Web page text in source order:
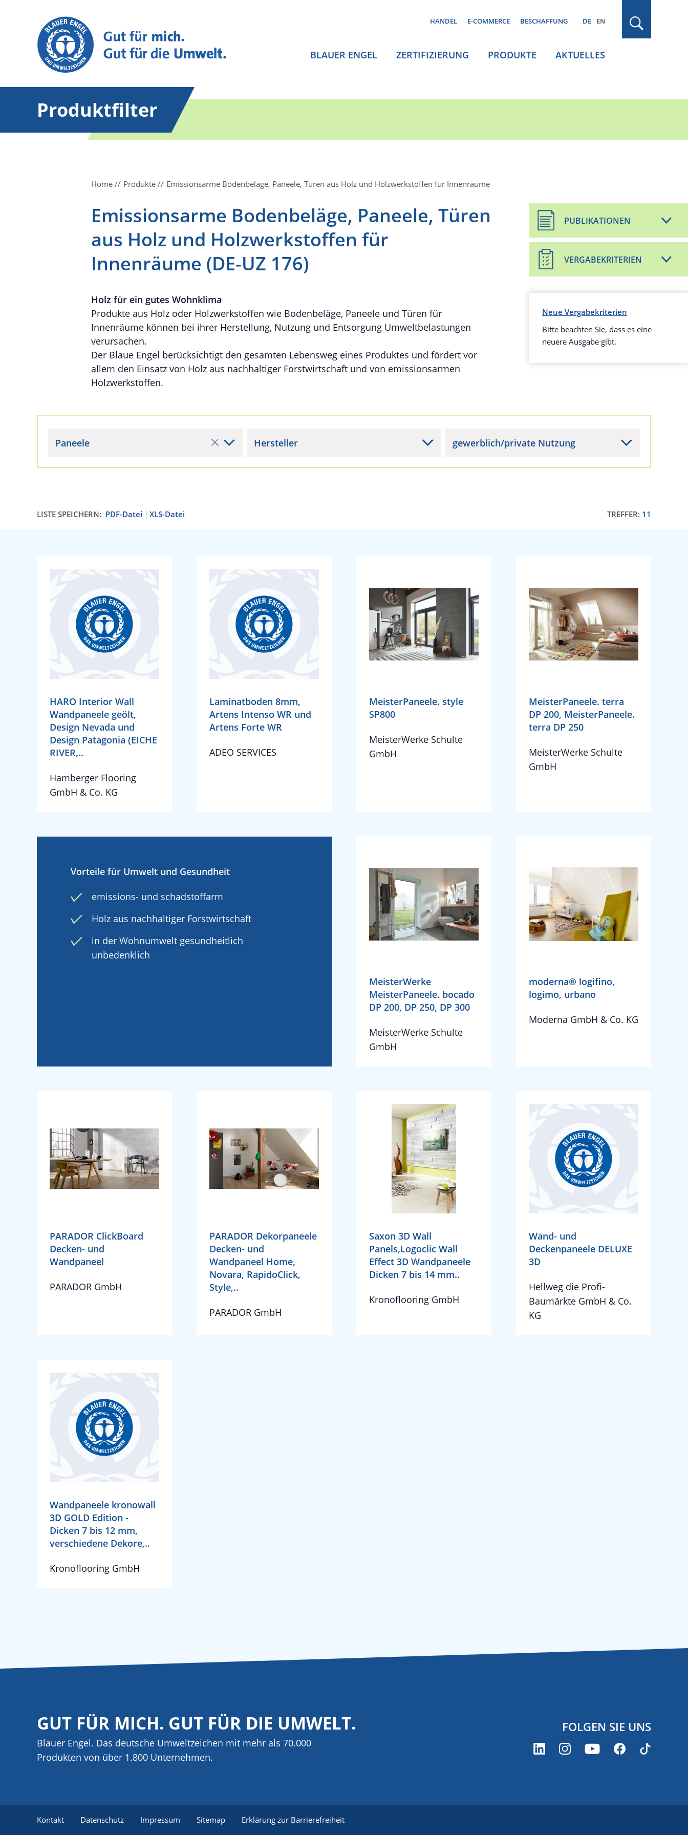
HANDEL E-COMMERCE BESCHAFFUNG DE EN
BLAUER ENGEL ZERTIFIZIERUNG PRODUKTE AKTUELLES
Produktfilter
Home Produkte Emissionsarme Bodenbeläge, Paneele, Türen aus Holz und Holzwerkstoffen für Innenräume
Emissionsarme Bodenbeläge, Paneele, Türen
aus Holz und Holzwerkstoffen für
Innenräume (DE-UZ 176)
PUBLIKATIONEN
VERGABEKRITERIEN
Neue Vergabekriterien
Bitte beachten Sie, dass es eine
neuere Ausgabe gibt.
Holz für ein gutes Wohnklima
Produkte aus Holz oder Holzwerkstoffen wie Bodenbeläge, Paneele und Türen für
Innenräume können bei ihrer Herstellung, Nutzung und Entsorgung Umweltbelastungen
verursachen.
Der Blaue Engel berücksichtigt den gesamten Lebensweg eines Produktes und fördert vor
allem den Einsatz von Holz aus nachhaltiger Forstwirtschaft und von emissionsarmen
Holzwerkstoffen.
Paneele Hersteller gewerblich/private Nutzung
LISTE SPEICHERN: PDF-Datei XLS-Datei TREFFER: 11
HARO Interior Wall
Wandpaneele geölt,
Design Nevada und
Design Patagonia (EICHE
RIVER,..
Hamberger Flooring
GmbH & Co. KG
Laminatboden 8mm,
Artens Intenso WR und
Artens Forte WR
ADEO SERVICES
MeisterPaneele. style
SP800
MeisterWerke Schulte
GmbH
MeisterPaneele. terra
DP 200, MeisterPaneele.
terra DP 250
MeisterWerke Schulte
GmbH
Vorteile für Umwelt und Gesundheit
emissions- und schadstoffarm
Holz aus nachhaltiger Forstwirtschaft
in der Wohnumwelt gesundheitlich
unbedenklich
MeisterWerke
MeisterPaneele. bocado
DP 200, DP 250, DP 300
MeisterWerke Schulte
GmbH
moderna® logifino,
logimo, urbano
Moderna GmbH & Co. KG
PARADOR ClickBoard
Decken- und
Wandpaneel
PARADOR GmbH
PARADOR Dekorpaneele
Decken- und
Wandpaneel Home,
Novara, RapidoClick,
Style,..
PARADOR GmbH
Saxon 3D Wall
Panels,Logoclic Wall
Effect 3D Wandpaneele
Dicken 7 bis 14 mm..
Kronoflooring GmbH
Wand- und
Deckenpaneele DELUXE
3D
Hellweg die Profi-
Baumärkte GmbH & Co.
KG
Wandpaneele kronowall
3D GOLD Edition -
Dicken 7 bis 12 mm,
verschiedene Dekore,..
Kronoflooring GmbH
GUT FÜR MICH. GUT FÜR DIE UMWELT.
Blauer Engel. Das deutsche Umweltzeichen mit mehr als 70.000
Produkten von über 1.800 Unternehmen.
FOLGEN SIE UNS
Kontakt Datenschutz Impressum Sitemap Erklärung zur Barrierefreiheit